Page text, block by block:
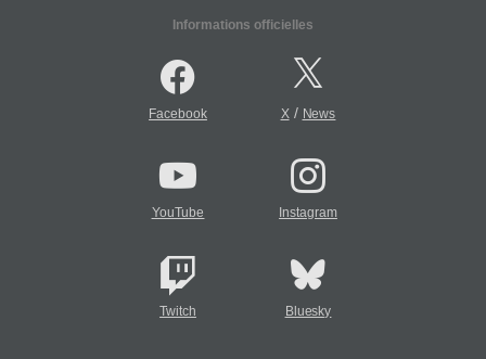
Informations officielles
Facebook X/ News
YouTube Instagram
Twitch Bluesky